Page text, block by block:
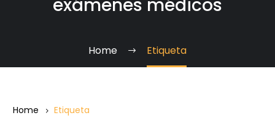
exámenes médicos
Home Etiqueta
Home Etiqueta